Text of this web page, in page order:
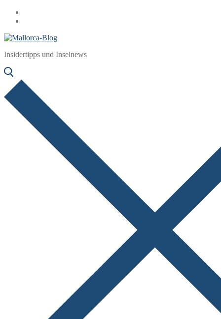
Zum
Inhalt
Menü
Schließen
Insidertipps und Inselnews